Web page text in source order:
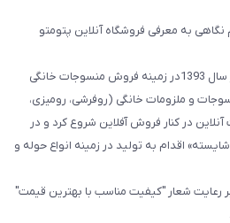
به معرفی فروشگاه آنلاین پتومتو
فروشگاه پتومتو فعالیت خود را از سال 1393در زمینه فروش منسوجات خانگی
و ملزومات خانگی (روفرشی، رومیزی،
در کنار فروش آفلاین شروع کرد و در
اقدام به تولید در زمینه انواع حوله و
رعایت شعار "کیفیت مناسب با بهترین قیمت"